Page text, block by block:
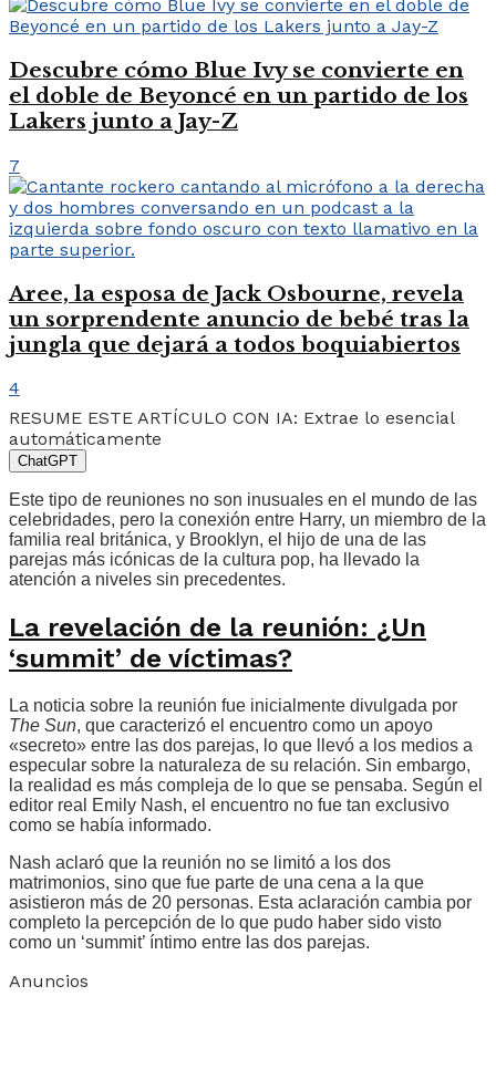
Descubre cómo Blue Ivy se convierte en
el doble de Beyoncé en un partido de los
Lakers junto a Jay-Z
7
Aree, la esposa de Jack Osbourne, revela
un sorprendente anuncio de bebé tras la
jungla que dejará a todos boquiabiertos
4
RESUME ESTE ARTÍCULO CON IA: Extrae lo esencial
automáticamente
ChatGPT
Este tipo de reuniones no son inusuales en el mundo de las
celebridades, pero la conexión entre Harry, un miembro de la
familia real británica, y Brooklyn, el hijo de una de las
parejas más icónicas de la cultura pop, ha llevado la
atención a niveles sin precedentes.
La revelación de la reunión: ¿Un
‘summit’ de víctimas?
La noticia sobre la reunión fue inicialmente divulgada por
The Sun, que caracterizó el encuentro como un apoyo
«secreto» entre las dos parejas, lo que llevó a los medios a
especular sobre la naturaleza de su relación. Sin embargo,
la realidad es más compleja de lo que se pensaba. Según el
editor real Emily Nash, el encuentro no fue tan exclusivo
como se había informado.
Nash aclaró que la reunión no se limitó a los dos
matrimonios, sino que fue parte de una cena a la que
asistieron más de 20 personas. Esta aclaración cambia por
completo la percepción de lo que pudo haber sido visto
como un ‘summit’ íntimo entre las dos parejas.
Anuncios